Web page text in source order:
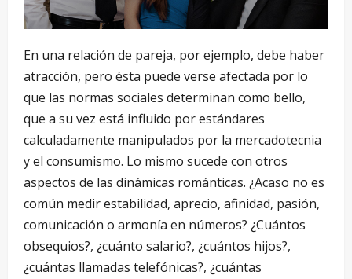
En una relación de pareja, por ejemplo, debe haber
atracción, pero ésta puede verse afectada por lo
que las normas sociales determinan como bello,
que a su vez está influido por estándares
calculadamente manipulados por la mercadotecnia
y el consumismo. Lo mismo sucede con otros
aspectos de las dinámicas románticas. ¿Acaso no es
común medir estabilidad, aprecio, afinidad, pasión,
comunicación o armonía en números? ¿Cuántos
obsequios?, ¿cuánto salario?, ¿cuántos hijos?,
¿cuántas llamadas telefónicas?, ¿cuántas